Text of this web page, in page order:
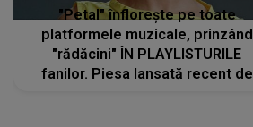
"Petal" înflorește pe toate
platformele muzicale, prinzând
"rădăcini" ÎN PLAYLISTURILE
fanilor. Piesa lansată recent de